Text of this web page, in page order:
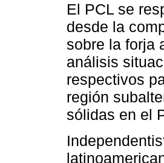
El PCL se
desde la
sobre la forja
análisis
respectivos
región
sólidas en el